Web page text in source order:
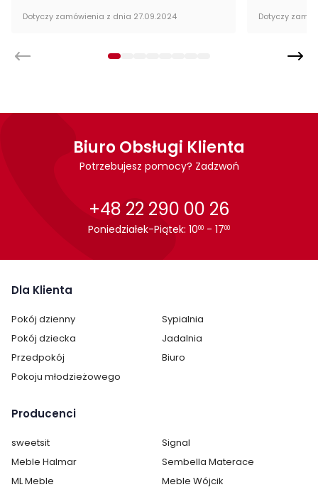
Dotyczy zamówienia z dnia 27.09.2024 Dotyczy
Biuro Obsługi Klienta
Potrzebujesz pomocy? Zadzwoń
+48 22 290 00 26
Poniedziałek-Piątek: 1000 - 1700
Dla Klienta
Pokój dzienny
Sypialnia
Pokój dziecka
Jadalnia
Przedpokój
Biuro
Pokoju młodzieżowego
Producenci
sweetsit
Signal
Meble Halmar
Sembella Materace
ML Meble
Meble Wójcik